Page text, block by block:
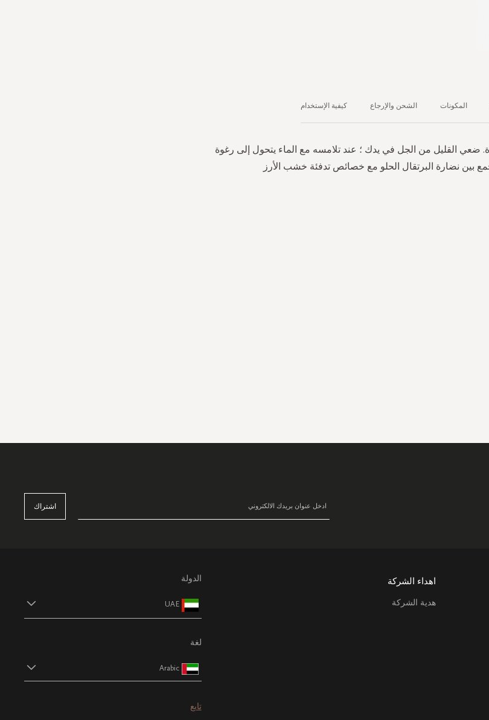
ضعي القليل من الجل في يدك ؛ عند تلامسه مع الماء يتحول إلى رغوة
بين نضارة البرتقال الحلو مع خصائص تدفئة خشب الأرز
المكونات الشحن والإرجاع كيفية الإستخدام
اشتراك
اهداء الشركة
هدية الشركة
الدولة
UAE
لغة
Arabic
تابع